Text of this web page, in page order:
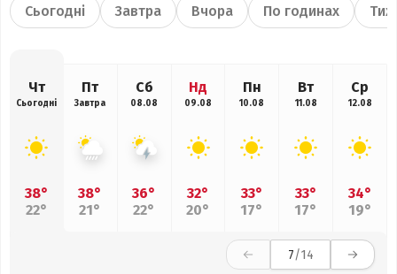
Сьогодні Завтра Вчора По годинах
Чт
Сьогодні
38°
22°
Пт
Завтра
38°
21°
Сб
08.08
36°
22°
Нд
09.08
32°
20°
Пн
10.08
33°
17°
Вт
11.08
33°
17°
Ср
12.08
34°
19°
7/14